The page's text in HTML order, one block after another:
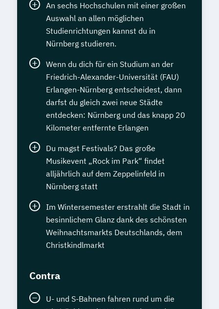
An sechs Hochschulen mit einer großen
Auswahl an allen möglichen
Studienrichtungen kannst du in
Nürnberg studieren.
Wenn du dich für ein Studium an der
Friedrich-Alexander-Universität (FAU)
Erlangen-Nürnberg entscheidest, dann
darfst du gleich zwei neue Städte
entdecken: Nürnberg und das knapp 20
Kilometer entfernte Erlangen
Du magst Festivals? Das große
Musikevent „Rock im Park“ findet
alljährlich auf dem Zeppelinfeld in
Nürnberg statt
Im Wintersemester erstrahlt die Stadt in
besinnlichem Glanz dank des schönsten
Weihnachtsmarkts Deutschlands, dem
Christkindlmarkt
Contra
U- und S-Bahnen fahren rund um die